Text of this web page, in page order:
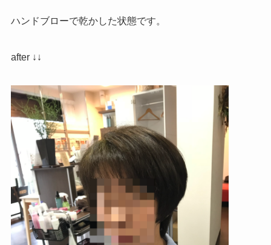
ハンドブローで乾かした状態です。
after ↓↓